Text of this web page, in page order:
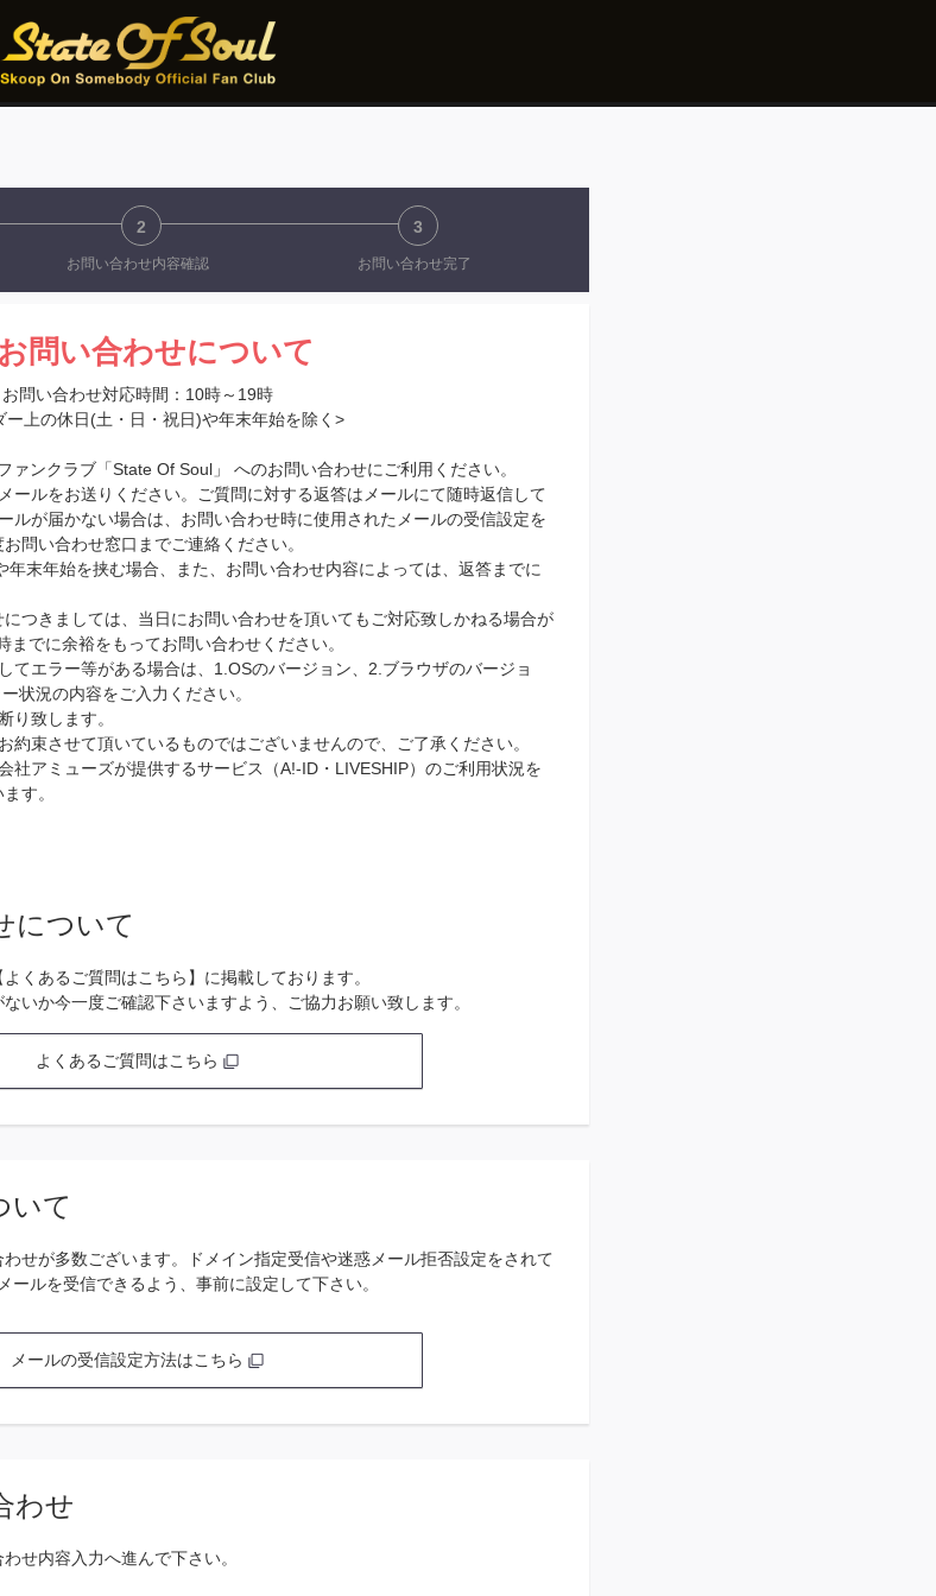
2
お問い合わせ内容確認
3
お問い合わせ完了
お問い合わせについて
お問い合わせ対応時間：10時～19時
ー上の休日(土・日・祝日)や年末年始を除く>
ァンクラブ「State Of Soul」 へのお問い合わせにご利用ください。
ールをお送りください。ご質問に対する返答はメールにて随時返信して
ルが届かない場合は、お問い合わせ時に使用されたメールの受信設定を
問い合わせ窓口までご連絡ください。
末年始を挟む場合、また、お問い合わせ内容によっては、返答までに
つきましては、当日にお問い合わせを頂いてもご対応致しかねる場合が
までに余裕をもってお問い合わせください。
てエラー等がある場合は、1.OSのバージョン、2.ブラウザのバージョ
状況の内容をご入力ください。
り致します。
約束させて頂いているものではございませんので、ご了承ください。
社アミューズが提供するサービス（A!-ID・LIVESHIP）のご利用状況を
す。
について
くあるご質問はこちら】に掲載しております。
いか今一度ご確認下さいますよう、ご協力お願い致します。
よくあるご質問はこちら
いて
わせが多数ございます。ドメイン指定受信や迷惑メール拒否設定をされて
ルを受信できるよう、事前に設定して下さい。
メールの受信設定方法はこちら
わせ
せ内容入力へ進んで下さい。